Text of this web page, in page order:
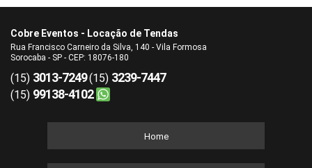
Cobre Eventos - Locação de Tendas
Rua Francisco Carneiro da Silva, 140 - Vila Formosa
Sorocaba - SP - CEP: 18076-180
(15) 3013-7249(15) 3239-7447
(15) 99138-4102
Home